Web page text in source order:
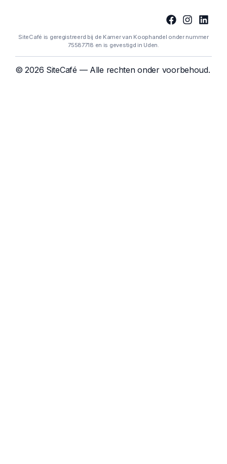
SiteCafé is geregistreerd bij de Kamer van Koophandel onder nummer
75587718 en is gevestigd in Uden.
© 2026 SiteCafé — Alle rechten onder voorbehoud.